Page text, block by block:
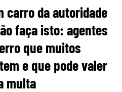
carro da autoridade
faça isto: agentes
que muitos
e que pode valer
multa